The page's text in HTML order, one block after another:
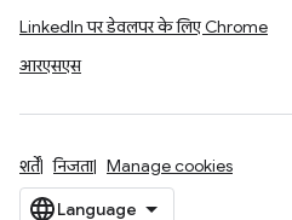
LinkedIn पर डेवलपर के लिए Chrome
आरएसएस
शर्तें निजता Manage cookies